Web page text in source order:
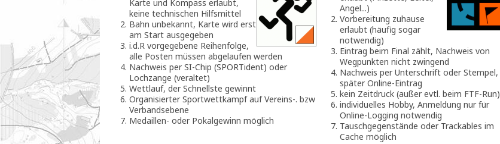
Karte und Kompass erlaubt,
keine technischen Hilfsmittel
Bahn unbekannt, Karte wird erst
am Start ausgegeben
i.d.R vorgegebene Reihenfolge,
alle Posten müssen abgelaufen werden
Nachweis per SI-Chip (SPORTident) oder
Lochzange (veraltet)
Wettlauf, der Schnellste gewinnt
Organisierter Sportwettkampf auf Vereins-. bzw
Verbandsebene
Medaillen- oder Pokalgewinn möglich
Angel...)
Vorbereitung zuhause
erlaubt (häufig sogar
notwendig)
Eintrag beim Final zählt, Nachweis von
Wegpunkten nicht zwingend
Nachweis per Unterschrift oder Stempel,
später Online-Eintrag
kein Zeitdruck (außer evtl. beim FTF-Run)
individuelles Hobby, Anmeldung nur für
Online-Logging notwendig
Tauschgegenstände oder Trackables im
Cache möglich